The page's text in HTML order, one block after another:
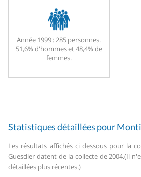
Année 1999 :285 personnes.
51,6% d'hommes et 48,4% de
femmes.
Statistiques détaillées pour
Les résultats affichés ci dessous pour la
Guesdier datent de la collecte de 2004.(Il
détaillées plus récentes.)